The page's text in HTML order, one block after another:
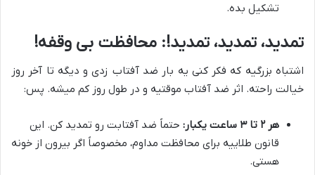
تشکیل بده.
تمدید، تمدید، تمدید!: محافظت بی وقفه!
اشتباه بزرگیه که فکر کنی یه بار ضد آفتاب زدی و دیگه تا آخر روز
خیالت راحته. اثر ضد آفتاب موقتیه و در طول روز کم میشه. پس:
هر ۲ تا ۳ ساعت یکبار:
حتماً ضد آفتابت رو تمدید کن. این
قانون طلاییه برای محافظت مداوم، مخصوصاً اگر بیرون از خونه
هستی.